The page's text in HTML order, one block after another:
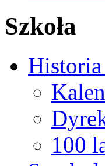
Szkoła
Historia
100